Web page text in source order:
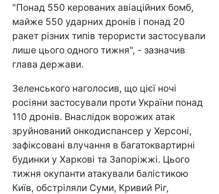
"Понад 550 керованих авіаційних бомб,
майже 550 ударних дронів і понад 20
ракет різних типів терористи застосували
лише цього одного тижня", - зазначив
глава держави.
Зеленського наголосив, що цієї ночі
росіяни застосували проти України понад
110 дронів. Внаслідок ворожих атак
зруйнований онкодиспансер у Херсоні,
зафіксовані влучання в багатоквартирні
будинки у Харкові та Запоріжжі. Цього
тижня окупанти атакували балістикою
Київ, обстріляли Суми, Кривий Ріг,